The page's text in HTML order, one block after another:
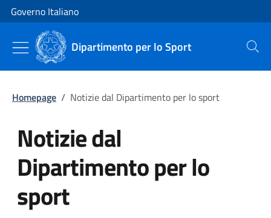
Vai al contenuto
Vai alla navigazione del sito
Governo Italiano
Dipartimento per lo Sport Cerca
Homepage / Notizie dal Dipartimento per lo sport
Notizie dal
Dipartimento per lo
sport